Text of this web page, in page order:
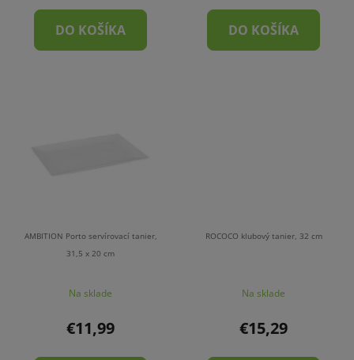
DO KOŠÍKA DO KOŠÍKA
AMBITION Porto servírovací tanier,
31,5 x 20 cm
Na sklade
€11,99
ROCOCO klubový tanier, 32 cm
Na sklade
€15,29